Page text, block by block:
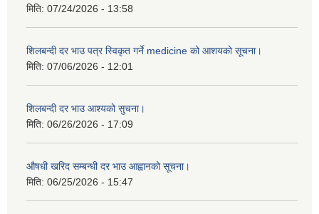
मिति: 07/24/2026 - 13:58
शिलबन्दी दर भाउ पत्र स्विकृत गर्ने medicine को आशयको सूचना।
मिति: 07/06/2026 - 12:01
शिलबन्दी दर भाउ आश्यको सुचना।
मिति: 06/26/2026 - 17:09
औषधी खरिद सम्बन्धी दर भाउ आह्वानको सूचना।
मिति: 06/25/2026 - 15:47